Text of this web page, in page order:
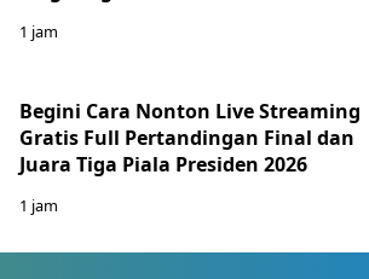
1 jam
Begini Cara Nonton Live Streaming
Gratis Full Pertandingan Final dan
Juara Tiga Piala Presiden 2026
1 jam